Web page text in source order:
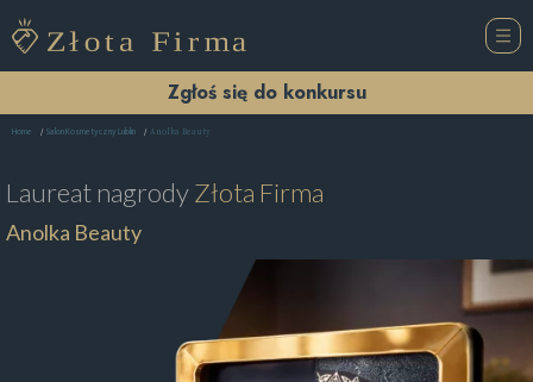
Zgłoś się do konkursu
Home Salon Kosmetyczny Lublin Anolka Beauty
Laureat nagrodyZłota Firma
Anolka Beauty